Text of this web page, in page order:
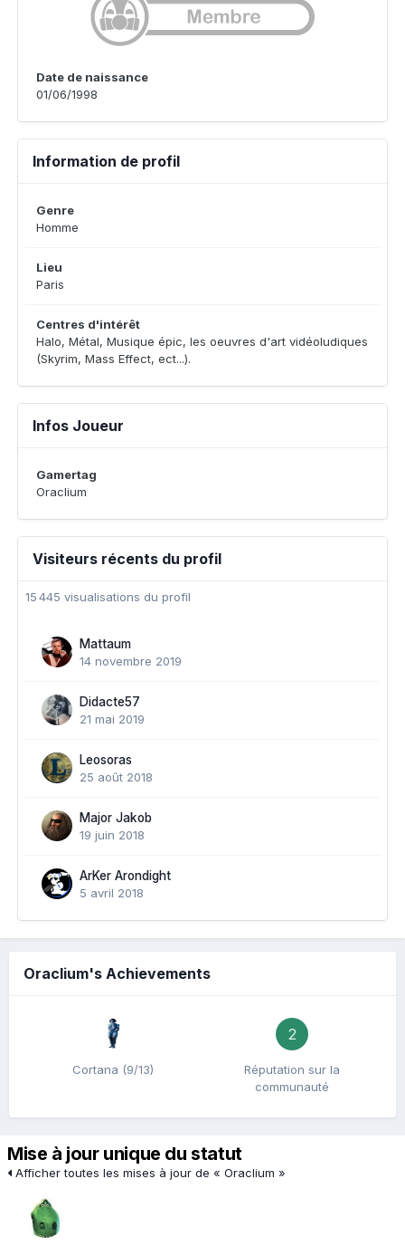
Date de naissance
01/06/1998
Information de profil
Genre
Homme
Lieu
Paris
Centres d'intérêt
Halo, Métal, Musique épic, les oeuvres d'art vidéoludiques
(Skyrim, Mass Effect, ect...).
Infos Joueur
Gamertag
Oraclium
Visiteurs récents du profil
15 445 visualisations du profil
Mattaum
14 novembre 2019
Didacte57
21 mai 2019
Leosoras
25 août 2018
Major Jakob
19 juin 2018
ArKer Arondight
5 avril 2018
Oraclium's Achievements
Cortana (9/13)
2
Réputation sur la
communauté
Mise à jour unique du statut
Afficher toutes les mises à jour de « Oraclium »